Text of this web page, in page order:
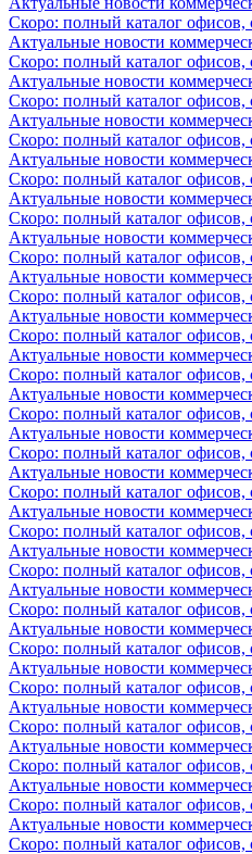
Скоро: полный каталог
Актуальные новости
Скоро: полный каталог
Актуальные новости
Скоро: полный каталог
Актуальные новости
Скоро: полный каталог
Актуальные новости
Скоро: полный каталог
Актуальные новости
Скоро: полный каталог
Актуальные новости
Скоро: полный каталог
Актуальные новости
Скоро: полный каталог
Актуальные новости
Скоро: полный каталог
Актуальные новости
Скоро: полный каталог
Актуальные новости
Скоро: полный каталог
Актуальные новости
Скоро: полный каталог
Актуальные новости
Скоро: полный каталог
Актуальные новости
Скоро: полный каталог
Актуальные новости
Скоро: полный каталог
Актуальные новости
Скоро: полный каталог
Актуальные новости
Скоро: полный каталог
Актуальные новости
Скоро: полный каталог
Актуальные новости
Скоро: полный каталог
Актуальные новости
Скоро: полный каталог
Актуальные новости
Скоро: полный каталог
Актуальные новости
Скоро: полный каталог